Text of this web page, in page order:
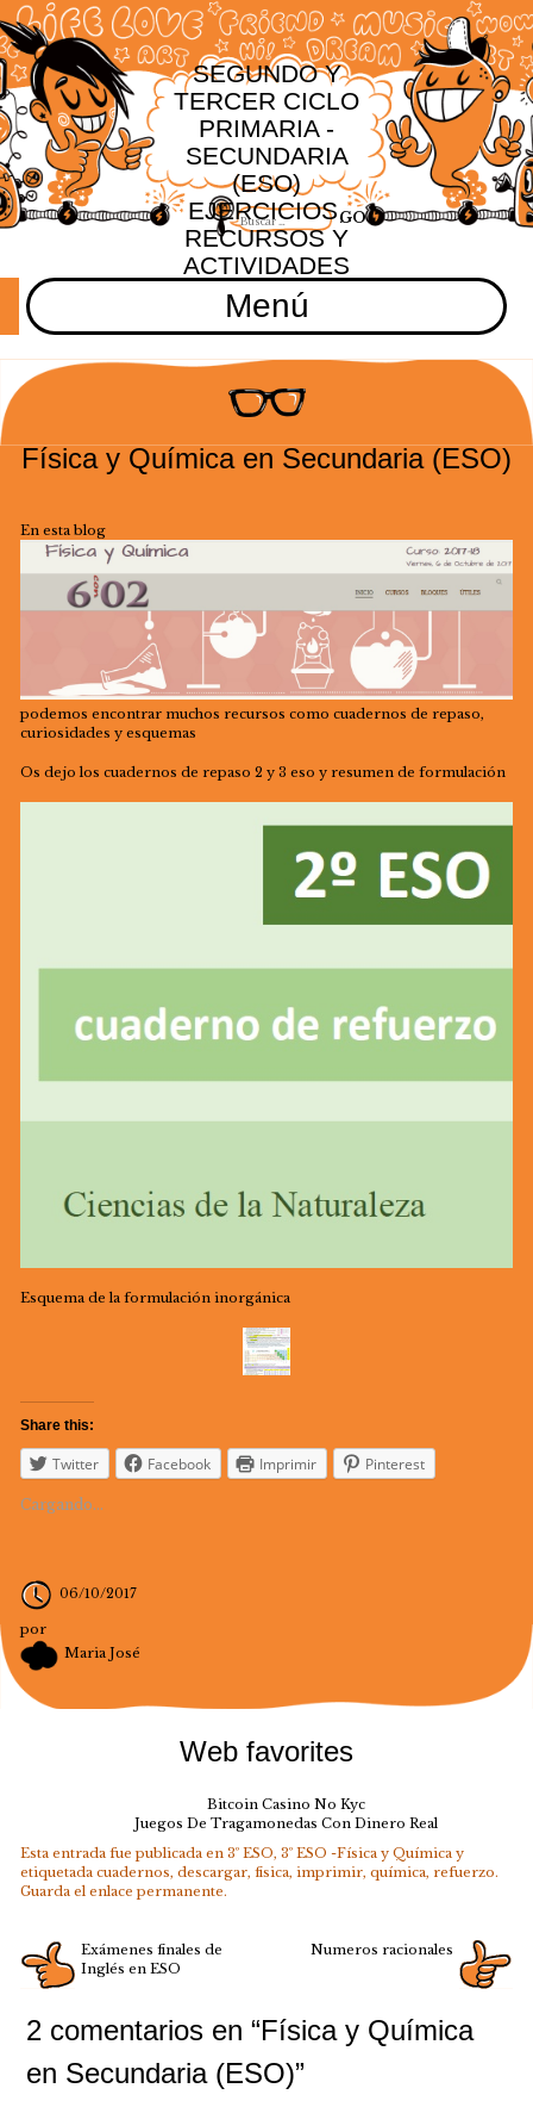
SEGUNDO Y
TERCER CICLO
PRIMARIA -
SECUNDARIA
(ESO)
EJERCICIOS,
RECURSOS Y
ACTIVIDADES
Menú
Física y Química en Secundaria (ESO)
En esta blog
podemos encontrar muchos recursos como cuadernos de repaso,
curiosidades y esquemas
Os dejo los cuadernos de repaso 2 y 3 eso y resumen de formulación
Esquema de la formulación inorgánica
Share this:
Twitter Facebook Imprimir Pinterest
Cargando...
06/10/2017
por
Maria José
Web favorites
Bitcoin Casino No Kyc
Juegos De Tragamonedas Con Dinero Real
Esta entrada fue publicada en 3º ESO, 3º ESO -Física y Química y
etiquetada cuadernos, descargar, fisica, imprimir, química, refuerzo.
Guarda el enlace permanente.
Exámenes finales de
Inglés en ESO
Numeros racionales
2 comentarios en “Física y Química
en Secundaria (ESO)”